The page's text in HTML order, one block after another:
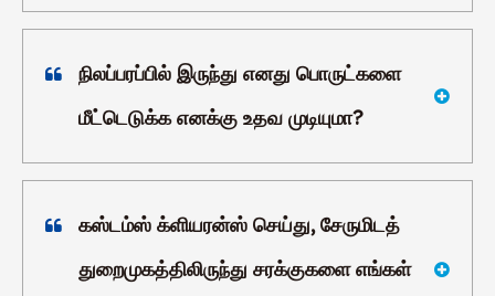
நிலப்பரப்பில் இருந்து எனது பொருட்களை
மீட்டெடுக்க எனக்கு உதவ முடியுமா?
கஸ்டம்ஸ் க்ளியரன்ஸ் செய்து, சேருமிடத்
துறைமுகத்திலிருந்து சரக்குகளை எங்கள்